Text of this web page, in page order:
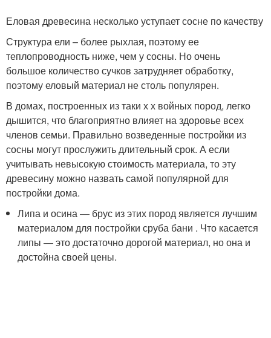
Еловая древесина несколько уступает сосне по качеству
Структура ели – более рыхлая, поэтому ее
теплопроводность ниже, чем у сосны. Но очень
большое количество сучков затрудняет обработку,
поэтому еловый материал не столь популярен.
В домах, построенных из таки х х войных пород, легко
дышится, что благоприятно влияет на здоровье всех
членов семьи. Правильно возведенные постройки из
сосны могут прослужить длительный срок. А если
учитывать невысокую стоимость материала, то эту
древесину можно назвать самой популярной для
постройки дома.
Липа и осина — брус из этих пород является лучшим
материалом для постройки сруба бани . Что касается
липы — это достаточно дорогой материал, но она и
достойна своей цены.